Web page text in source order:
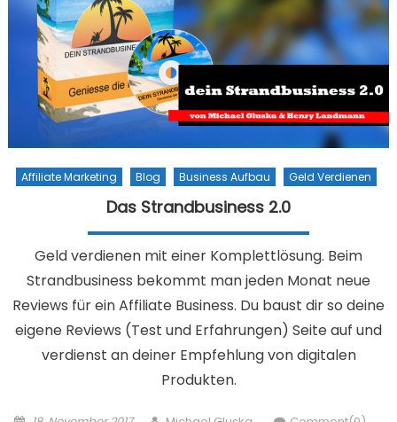
Affiliate Marketing Blog Business Aufbau Geld Verdienen
Das Strandbusiness 2.0
Geld verdienen mit einer Komplettlösung. Beim
Strandbusiness bekommt man jeden Monat neue
Reviews für ein Affiliate Business. Du baust dir so deine
eigene Reviews (Test und Erfahrungen) Seite auf und
verdienst an deiner Empfehlung von digitalen
Produkten.